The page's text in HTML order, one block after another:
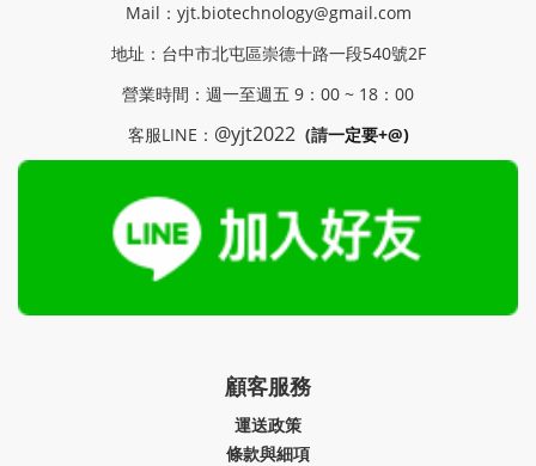
Mail：yjt.biotechnology@gmail.com
地址： 台中市北屯區崇德十路一段540號2F
營業時間：週一至週五 9：00 ~ 18：00
客服LINE： @yjt2022 (請一定要+@)
顧客服務
運送政策
條款與細項